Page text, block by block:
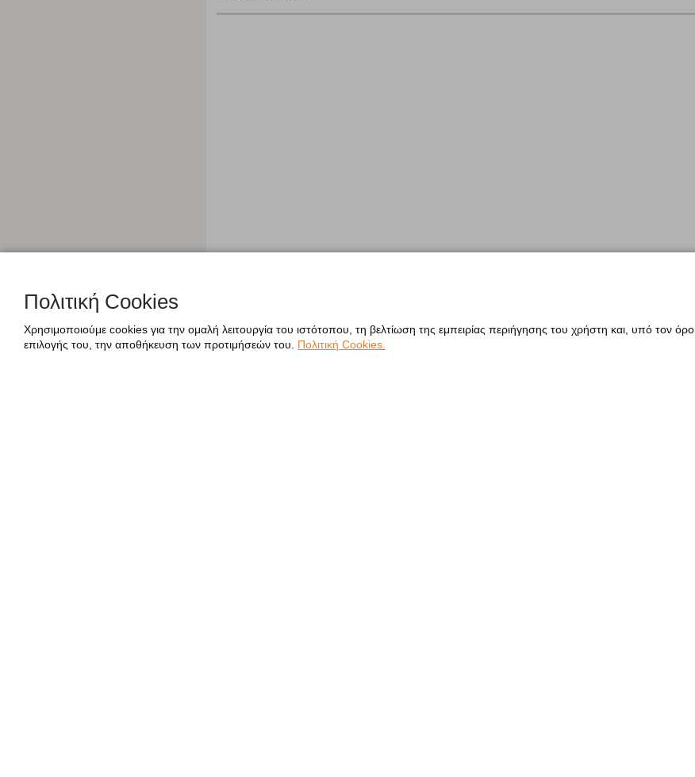
Πολιτική Cookies
Χρησιμοποιούμε cookies για την ομαλή λειτουργία του ιστότοπου, τη βελτίωση της εμπειρίας περιήγησης του χρήστη και, υπό τον όρο
επιλογής του, την αποθήκευση των προτιμήσεών του.
Πολιτική Cookies.